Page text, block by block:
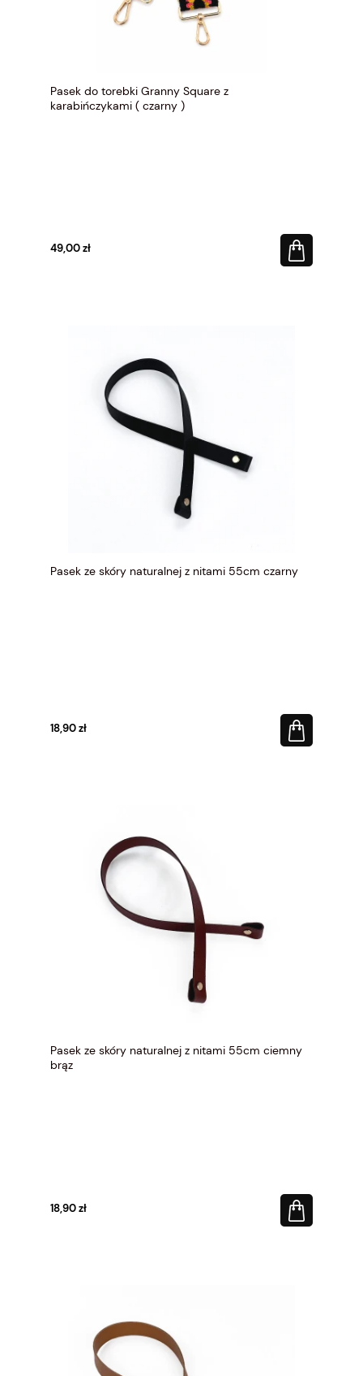
Pasek do torebki Granny Square z
karabińczykami ( czarny )
49,00 zł
Pasek ze skóry naturalnej z nitami 55cm czarny
18,90 zł
Pasek ze skóry naturalnej z nitami 55cm ciemny
brąz
18,90 zł